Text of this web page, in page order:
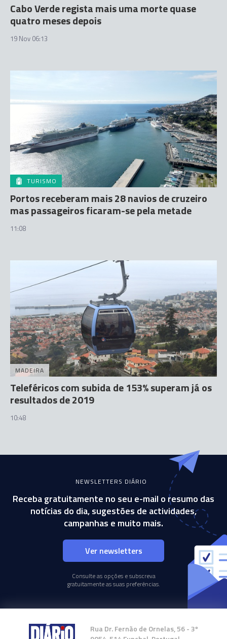
Cabo Verde regista mais uma morte quase
quatro meses depois
19 Nov 06:13
TURISMO
Portos receberam mais 28 navios de cruzeiro
mas passageiros ficaram-se pela metade
11:08
MADEIRA
Teleféricos com subida de 153% superam já os
resultados de 2019
10:48
NEWSLETTERS DIÁRIO
Receba gratuitamente no seu e-mail o resumo das
notícias do dia, sugestões de actividades,
campanhas e muito mais.
Ver newsletters
Consulte as opções e subscreva
gratuitamente as suas preferências.
Rua Dr. Fernão de Ornelas, 56 - 3º